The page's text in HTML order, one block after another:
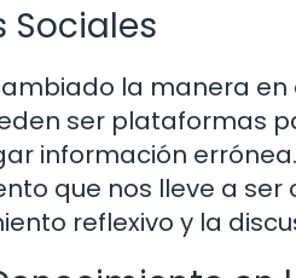
Sociales
la manera
ser plataformas
información
que nos lleve a
reflexivo y la